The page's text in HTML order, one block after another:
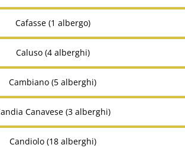
Cafasse (1 albergo)
Caluso (4 alberghi)
Cambiano (5 alberghi)
Canavese (3 alberghi)
Candiolo (18 alberghi)